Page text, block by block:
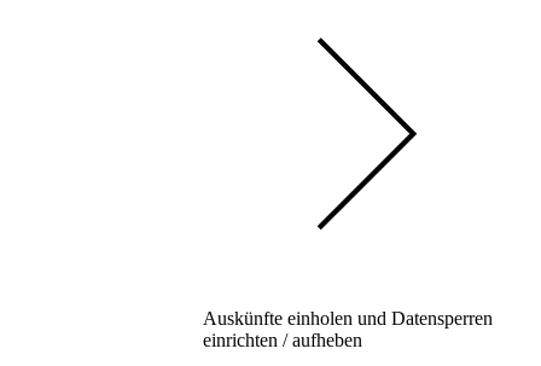
Auskünfte einholen und Datensperren
einrichten / aufheben